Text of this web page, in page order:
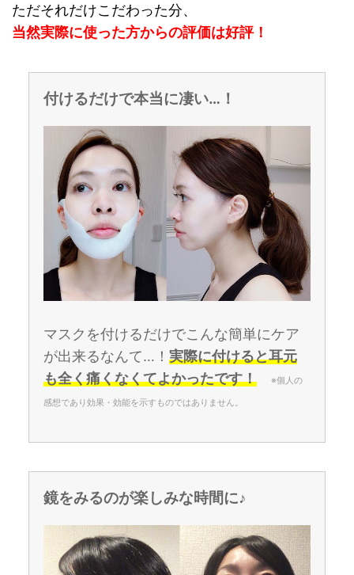
ただそれだけこだわった分、
当然実際に使った方からの評価は好評！
付けるだけで本当に凄い…！
マスクを付けるだけでこんな簡単にケア
が出来るなんて…！ 実際に付けると耳元
も全く痛くなくてよかったです！
※個人の
感想であり効果・効能を示すものではありません。
鏡をみるのが楽しみな時間に♪